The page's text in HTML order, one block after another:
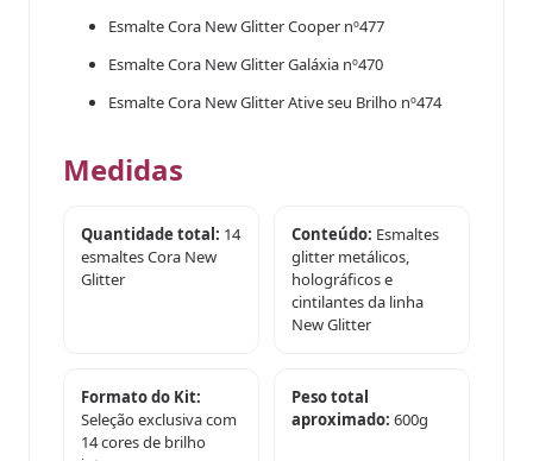
Esmalte Cora New Glitter Cooper nº477
Esmalte Cora New Glitter Galáxia nº470
Esmalte Cora New Glitter Ative seu Brilho nº474
Medidas
Quantidade total: 14
esmaltes Cora New
Glitter
Conteúdo: Esmaltes
glitter metálicos,
holográficos e
cintilantes da linha
New Glitter
Formato do Kit:
Seleção exclusiva com
14 cores de brilho
Peso total
aproximado: 600g